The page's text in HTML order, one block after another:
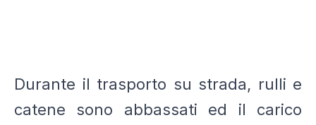
Durante il trasporto su strada, rulli e
catene sono abbassati ed il carico